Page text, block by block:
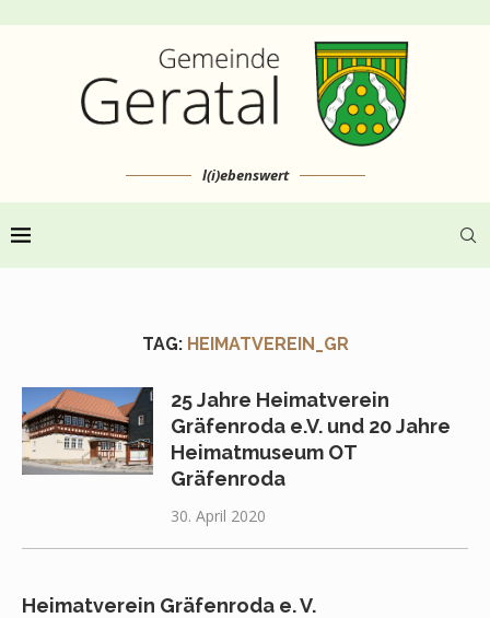
l(i)ebenswert
TAG: HEIMATVEREIN_GR
25 Jahre Heimatverein
Gräfenroda e.V. und 20 Jahre
Heimatmuseum OT
Gräfenroda
30. April 2020
Heimatverein Gräfenroda e. V.